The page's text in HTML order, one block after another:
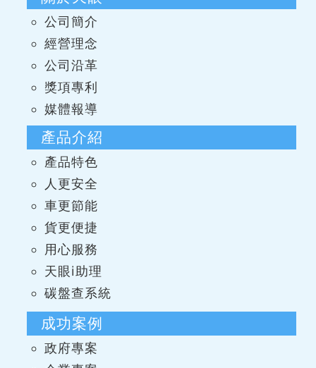
公司簡介
經營理念
公司沿革
獎項專利
媒體報導
產品介紹
產品特色
人更安全
車更節能
貨更便捷
用心服務
天眼i助理
碳盤查系統
成功案例
政府專案